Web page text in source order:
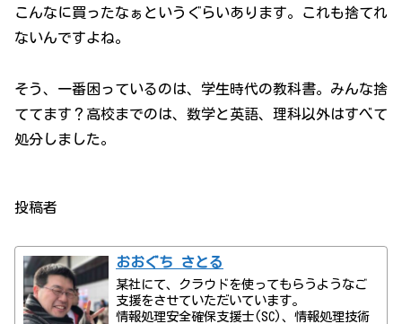
こんなに買ったなぁというぐらいあります。これも捨てれ
ないんですよね。
そう、一番困っているのは、学生時代の教科書。みんな捨
ててます？高校までのは、数学と英語、理科以外はすべて
処分しました。
投稿者
おおぐち さとる
某社にて、クラウドを使ってもらうようなご
支援をさせていただいています。
情報処理安全確保支援士(SC)、情報処理技術